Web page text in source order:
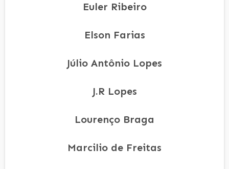
Euler Ribeiro
Elson Farias
Júlio Antônio Lopes
J.R Lopes
Lourenço Braga
Marcilio de Freitas